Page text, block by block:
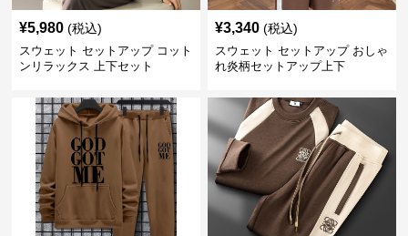
¥5,980 (税込)
スウェット セットアップ コット
ンリラックス 上下セット
¥3,340 (税込)
スウェット セットアップ おしゃ
れ炎柄セットアップ上下